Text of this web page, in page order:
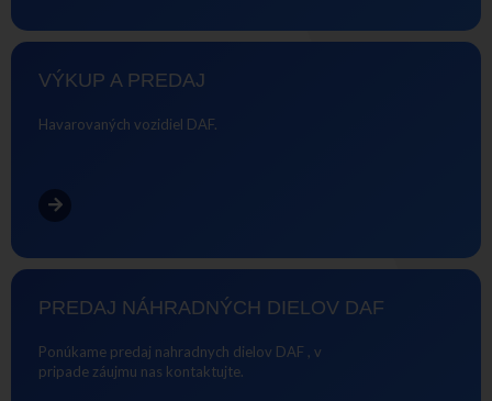
VÝKUP A PREDAJ
Havarovaných vozidiel DAF.
PREDAJ NÁHRADNÝCH DIELOV DAF
Ponúkame predaj nahradnych dielov DAF , v
pripade záujmu nas kontaktujte.